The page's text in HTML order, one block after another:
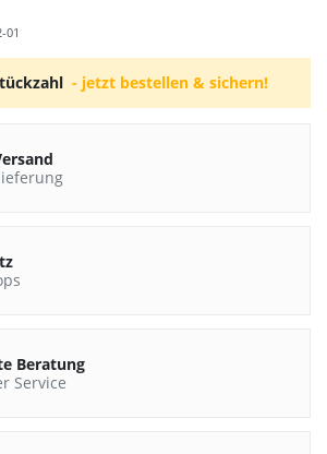
01
- jetzt bestellen & sichern!
Beratung
Service